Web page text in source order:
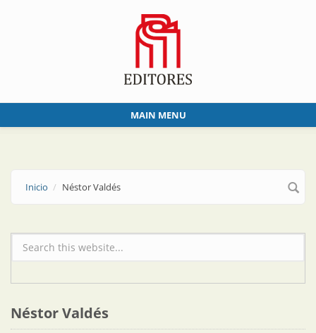
MAIN MENU
Inicio Néstor Valdés
Formulario de búsqueda
Néstor Valdés